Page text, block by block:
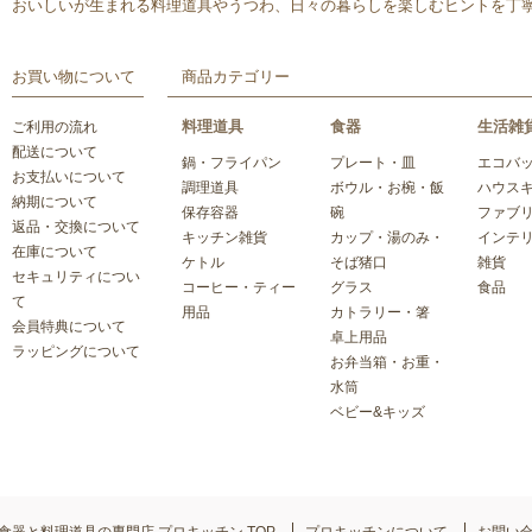
おいしいが生まれる料理道具やうつわ、日々の暮らしを楽しむヒントを丁
お買い物について
ご利用の流れ
配送について
お支払いについて
納期について
返品・交換について
在庫について
セキュリティについ
て
会員特典について
ラッピングについて
商品カテゴリー
料理道具
鍋・フライパン
調理道具
保存容器
キッチン雑貨
ケトル
コーヒー・ティー
用品
食器
プレート・皿
ボウル・お椀・飯
碗
カップ・湯のみ・
そば猪口
グラス
カトラリー・箸
卓上用品
お弁当箱・お重・
水筒
ベビー&キッズ
生活雑
エコバ
ハウス
ファブ
インテ
雑貨
食品